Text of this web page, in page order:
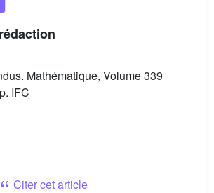
Mathématique, Volume 339
IFC
Citer cet article